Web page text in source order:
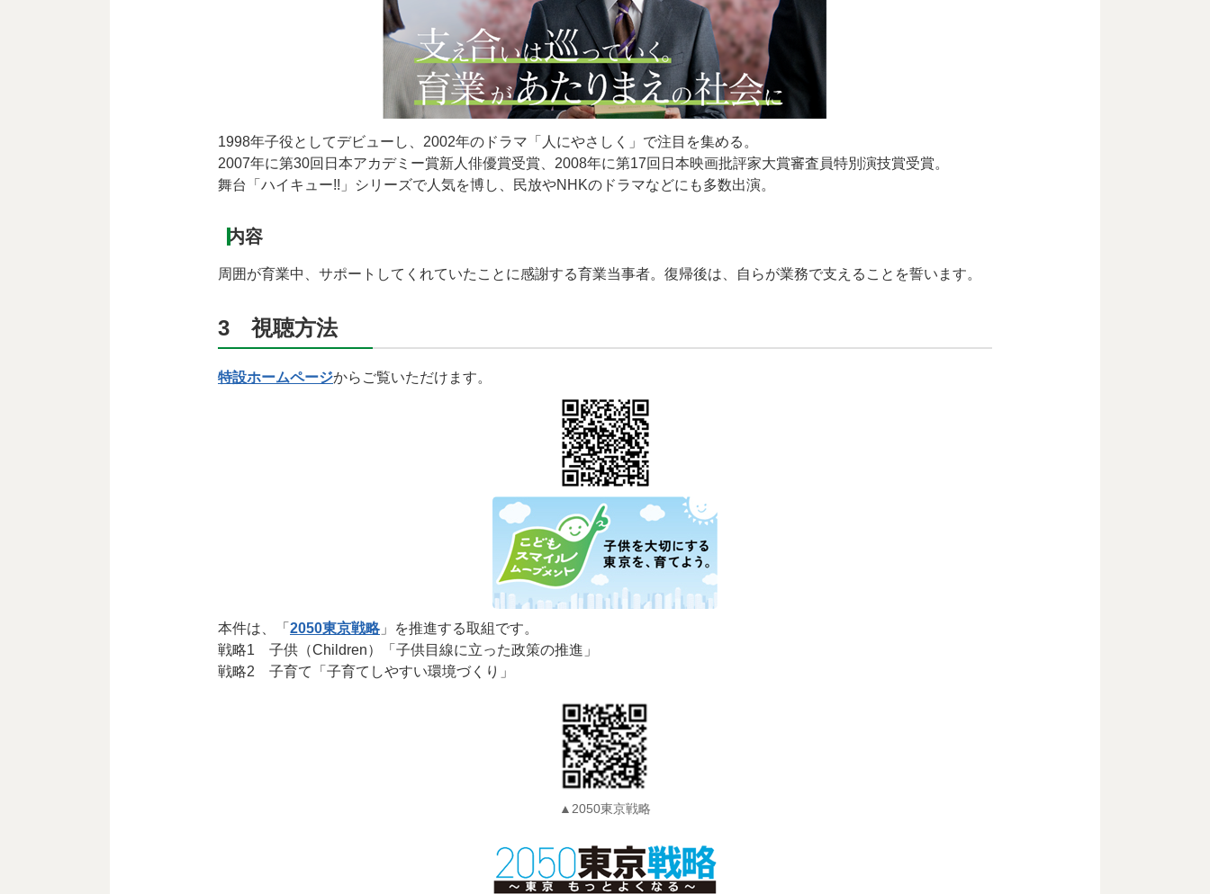
1998年子役としてデビューし、2002年のドラマ「人にやさしく」で注目を集める。
2007年に第30回日本アカデミー賞新人俳優賞受賞、2008年に第17回日本映画批評家大賞審査員特別演技賞受賞。
舞台「ハイキュー!!」シリーズで人気を博し、民放やNHKのドラマなどにも多数出演。
内容
周囲が育業中、サポートしてくれていたことに感謝する育業当事者。復帰後は、自らが業務で支えることを誓います。
3 視聴方法
特設ホームページからご覧いただけます。
本件は、「 2050東京戦略」を推進する取組です。
戦略1 子供（Children）「子供目線に立った政策の推進」
戦略2 子育て「子育てしやすい環境づくり」
▲2050東京戦略